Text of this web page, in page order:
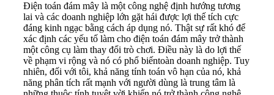
Điện toán đám mây là một công nghệ định hướng tương
lai và các doanh nghiệp lớn gặt hái được lợi thế tích cực
đáng kinh ngạc bằng cách áp dụng nó. Thật sự rất khó để
xác định các yếu tố làm cho điện toán đám mây trở thành
một công cụ làm thay đổi trò chơi. Điều này là do lợi thế
về phạm vi rộng và nó có phổ biếntoàn doanh nghiệp. Tuy
nhiên, đối với tôi, khả năng tính toán vô hạn của nó, khả
năng phân tích rất mạnh với người dùng là trung tâm là